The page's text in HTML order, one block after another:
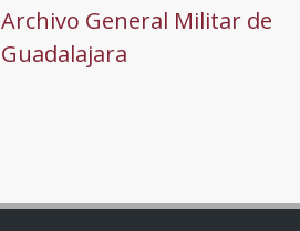
Archivo General Militar de
Guadalajara